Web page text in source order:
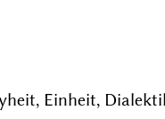
Einheit,